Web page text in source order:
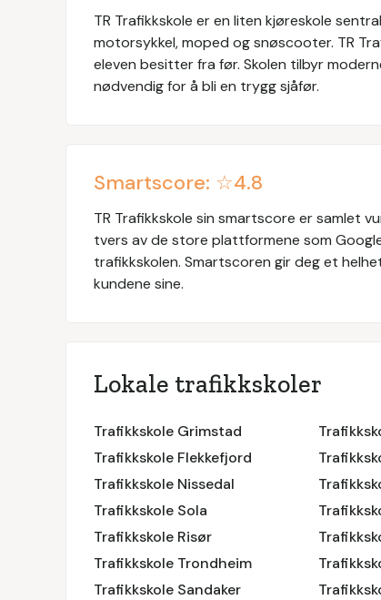
TR Trafikkskole er en liten kjøreskole
motorsykkel, moped og snøscooter. TR
eleven besitter fra før. Skolen tilbyr
nødvendig for å bli en trygg sjåfør.
Smartscore: ☆4.8
TR Trafikkskole sin smartscore er samlet
tvers av de store plattformene som
trafikkskolen. Smartscoren gir deg et
kundene sine.
Lokale trafikkskoler
Trafikkskole Grimstad
Trafikkskole Flekkefjord
Trafikkskole Nissedal
Trafikkskole Sola
Trafikkskole Risør
Trafikkskole Trondheim
Trafikkskole Sandaker